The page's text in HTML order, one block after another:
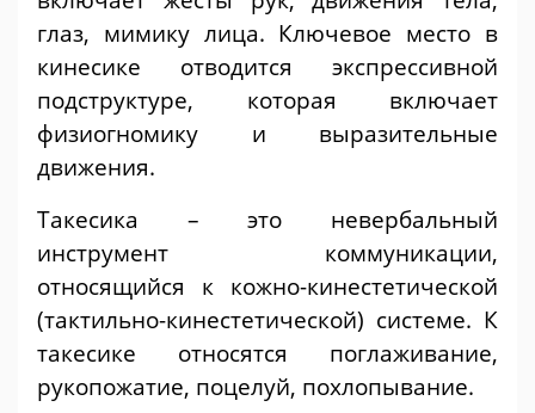
глаз, мимику лица. Ключевое место в
кинесике отводится экспрессивной
подструктуре, которая включает
физиогномику и выразительные
движения.
Такесика – это невербальный
инструмент коммуникации,
относящийся к кожно-кинестетической
(тактильно-кинестетической) системе. К
такесике относятся поглаживание,
рукопожатие, поцелуй, похлопывание.